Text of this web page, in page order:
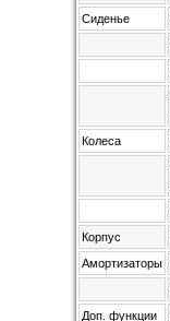
Сиденье
Колеса
Корпус
Амортизаторы
Доп. функции